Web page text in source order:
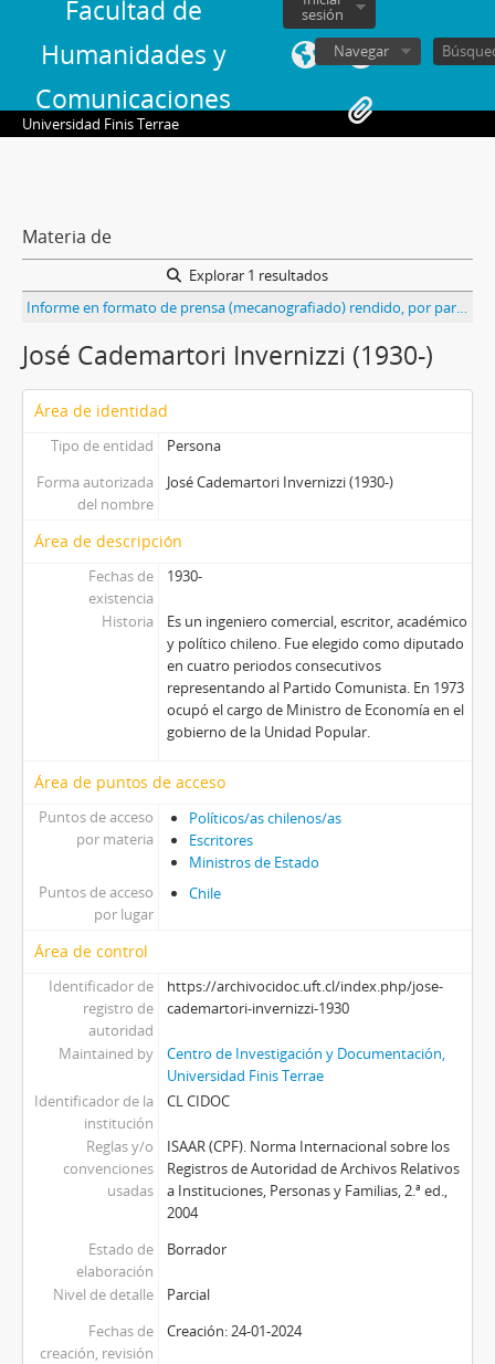
Facultad de
Humanidades y
Comunicaciones
sesión
Navegar
Universidad Finis Terrae
Materia de
Explorar 1 resultados
Informe en formato de prensa (mecanografiado) rendido, por parte del entonces diputado José Cademartori, al pleno del comité central del Partido Comunista de Chile
José Cademartori Invernizzi (1930-)
Área de identidad
Tipo de entidad
Persona
Forma autorizada
del nombre
José Cademartori Invernizzi (1930-)
Área de descripción
Fechas de
existencia
1930-
Historia
Es un ingeniero comercial, escritor, académico
y político chileno. Fue elegido como diputado
en cuatro periodos consecutivos
representando al Partido Comunista. En 1973
ocupó el cargo de Ministro de Economía en el
gobierno de la Unidad Popular.
Área de puntos de acceso
Puntos de acceso
por materia
Políticos/as chilenos/as
Escritores
Ministros de Estado
Puntos de acceso
por lugar
Chile
Área de control
Identificador de
registro de
autoridad
https://archivocidoc.uft.cl/index.php/jose-
cademartori-invernizzi-1930
Maintained by
Centro de Investigación y Documentación,
Universidad Finis Terrae
Identificador de la
institución
CL CIDOC
Reglas y/o
convenciones
usadas
ISAAR (CPF). Norma Internacional sobre los
Registros de Autoridad de Archivos Relativos
a Instituciones, Personas y Familias, 2.ª ed.,
2004
Estado de
elaboración
Borrador
Nivel de detalle
Parcial
Fechas de
creación, revisión
Creación: 24-01-2024